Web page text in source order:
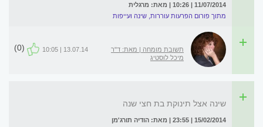
11/07/2014 | 10:26 | מאת: מרגלית
מתוך פורום הפרעות עוררות, שינה ועייפות
תשובת מומחה | מאת: ד"ר
מיכל לוסטיג
13.07.14 | 10:05
(0)
שינה אצל תינוקת בת חצי שנה
15/02/2014 | 23:55 | מאת: הודיה תורג'מן